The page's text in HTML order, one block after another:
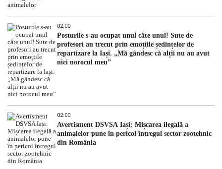
02:00
Posturile s-au ocupat unul câte unul! Sute de
profesori au trecut prin emoțiile ședințelor de
repartizare la Iași. „Mă gândesc că alții nu au avut
nici norocul meu”
02:00
Avertisment DSVSA Iași: Mișcarea ilegală a
animalelor pune în pericol întregul sector zootehnic
din România